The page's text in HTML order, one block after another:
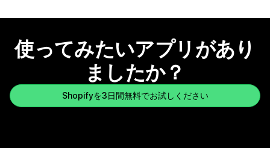
使ってみたいアプリがあり
ましたか？
Shopifyを3日間無料でお試しください